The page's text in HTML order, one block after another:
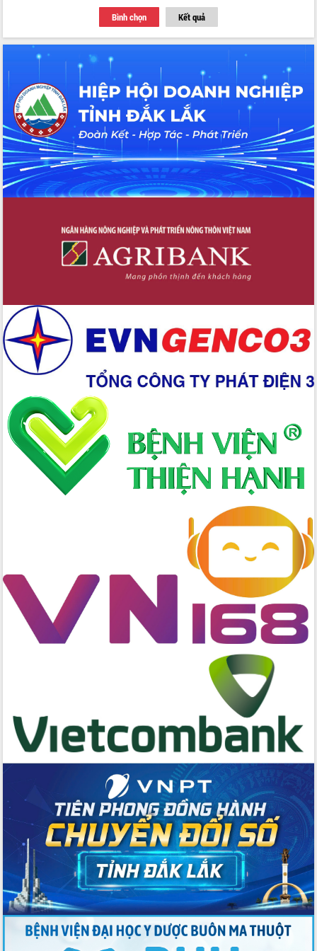
du khách thông qua Hệ thống cơ sở dữ
Tập huấn ứng dụng trí tuệ nhân tạo (AI)
trong thương mại điện tử năm 2026
Đoàn đại biểu Quốc hội tỉnh Đắk Lắk
trao đổi thông tin trước Kỳ họp thứ
nhất, Quốc hội khóa XVI
Quyết liệt cải cách hành chính, khơi
thông nguồn lực phát triển
Nâng cao hiệu lực, hiệu quả HĐND
tỉnh thông qua hiện đại hóa hành chính
Xã Ea Phê gắn cải cách hành chính với
chuyển đổi số
Hồ Thị Nguyên Thảo làm việc tại Trung
tâm Phục vụ hành chính công xã Ea
Xây dựng nền hành chính số đồng
Giai đoạn 2026-2030, Đắk Lắk phấn
đấu có 77% xã đạt chuẩn nông thôn
mới
Chuyển đổi số 'mở đường' cho nông
nghiệp Đắk Lắk tăng trưởng bứt phá
Triển khai đồng bộ đo đạc, lập hồ sơ
địa chính, hoàn thiện cơ sở dữ liệu đất
đai
Ứng dụng sinh trắc học - Bước tiến
trong hành trình chuyển đổi số tại Đắk
Lắk
Đắk Lắk nâng cao hiệu quả công tác
Đảng từ Sổ tay đảng viên điện tử
cấp xã
Đắk Lắk phát động hưởng ứng Ngày
Quyền của người tiêu dùng Việt Nam
2026
Đẩy mạnh cải cách hành chính, quyết
Phó Bí thư Tỉnh ủy Đắk Lắk Đỗ Hữu
Huy giữ chức Bí thư Đảng ủy Ủy Ban
Nhân dân tỉnh
Chuyển đổi số thư viện: Mở rộng
không gian tri thức trong thời đại số
Đánh giá, rút kinh nghiệm công tác tổ
chức diễn tập trước ngày bầu cử
Chương trình “Gặp gỡ hữu nghị –
Friendship Meeting New Year 2026”
Bầu cử Quốc hội và HĐND: Cử tri Đắk
Lắk gửi gắm niềm tin, kỳ vọng vào lá
phiếu
Đắk Lắk sẵn sàng các điều kiện cho
Bình chọn Kết quả